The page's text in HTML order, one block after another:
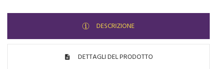
DESCRIZIONE
DETTAGLI DEL PRODOTTO